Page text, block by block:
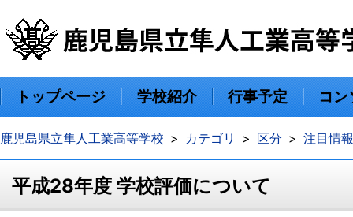
トップページ 学校紹介 行事予定 コン
鹿児島県立隼人工業高等学校 カテゴリ 区分 注目情報
平成28年度 学校評価について